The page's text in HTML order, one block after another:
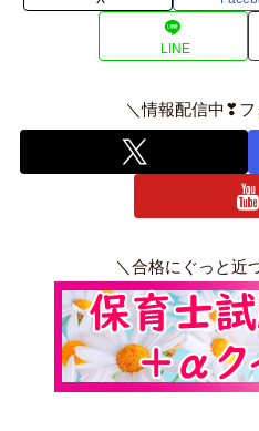
LINE
＼情報配信中❣フ
＼合格にぐっと近